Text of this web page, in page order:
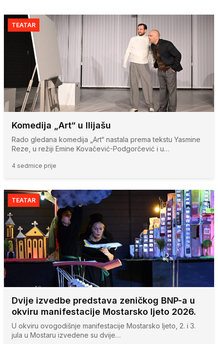
TEATAR
Komedija „Art“ u Ilijašu
Rado gledana komedija „Art“ nastala prema tekstu Yasmine
Reze, u režiji Emine Kovačević-Podgorčević i u…
4 sedmice prije
TEATAR
Dvije izvedbe predstava zeničkog BNP-a u
okviru manifestacije Mostarsko ljeto 2026.
U okviru ovogodišnje manifestacije Mostarsko ljeto, 2. i 3.
jula u Mostaru izvedene su dvije…